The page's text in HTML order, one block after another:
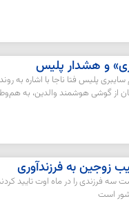
و هشدار پلیس
پلیس فتا ناجا با اشاره به
از گوشی هوشمند والدین، به
زوجین به فرزندآوری
سه فرزندی را در ماه اوت تایید
است